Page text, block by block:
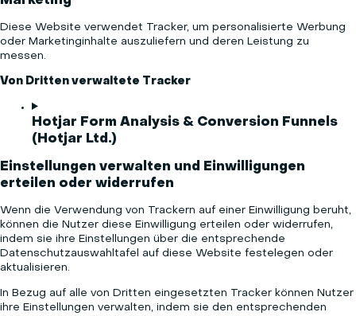
Diese Website verwendet Tracker, um personalisierte Werbung
oder Marketinginhalte auszuliefern und deren Leistung zu
messen.
Von Dritten verwaltete Tracker
Hotjar Form Analysis & Conversion Funnels
(Hotjar Ltd.)
Einstellungen verwalten und Einwilligungen
erteilen oder widerrufen
Wenn die Verwendung von Trackern auf einer Einwilligung beruht,
können die Nutzer diese Einwilligung erteilen oder widerrufen,
indem sie ihre Einstellungen über die entsprechende
Datenschutzauswahltafel auf diese Website festelegen oder
aktualisieren.
In Bezug auf alle von Dritten eingesetzten Tracker können Nutzer
ihre Einstellungen verwalten, indem sie den entsprechenden